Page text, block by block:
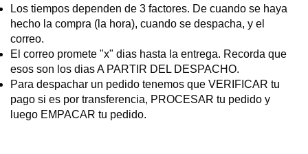
Los tiempos dependen de 3 factores. De cuando se haya
hecho la compra (la hora), cuando se despacha, y el
correo.
El correo promete "x" dias hasta la entrega. Recorda que
esos son los dias A PARTIR DEL DESPACHO.
Para despachar un pedido tenemos que VERIFICAR tu
pago si es por transferencia, PROCESAR tu pedido y
luego EMPACAR tu pedido.